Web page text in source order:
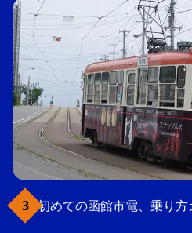
初めての函館市電、乗り方